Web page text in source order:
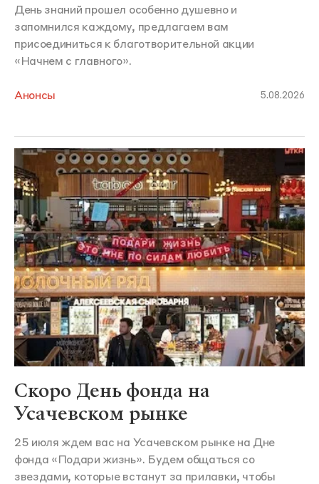
День знаний прошел особенно душевно и
запомнился каждому, предлагаем вам
присоединиться к благотворительной акции
«Начнем с главного».
Анонсы 5.08.2026
Скоро День фонда на
Усачевском рынке
25 июля ждем вас на Усачевском рынке на Дне
фонда «Подари жизнь». Будем общаться со
звездами, которые встанут за прилавки, чтобы